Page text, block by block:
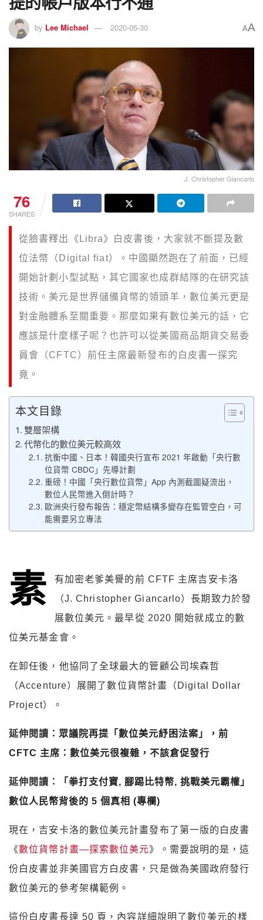
by Lee Michael 2020-05-30 AA
J. Christopher Giancarlo
76
SHARES
從臉書釋出《Libra》白皮書後，大家就不斷提及數
位法幣（Digital fiat）。中國顯然跑在了前面，已經
開始計劃小型試點，其它國家也成群結隊的在研究該
技術。美元是世界儲備貨幣的領頭羊，數位美元更是
對金融體系至關重要。那麼如果有數位美元的話，它
應該是什麼樣子呢？也許可以從美國商品期貨交易委
員會（CFTC）前任主席最新發布的白皮書一探究
竟。
本文目錄
雙層架構
代幣化的數位美元較高效
抗衡中國、日本！韓國央行宣布 2021 年啟動「央行數
位貨幣 CBDC」先導計劃
重磅！中國「央行數位貨幣」App 內測截圖疑流出，
數位人民幣進入倒計時？
歐洲央行發布報告：穩定幣結構多變存在監管空白，可
能需要另立專法
素
有加密老爹美譽的前 CFTF 主席吉安卡洛
（J. Christopher Giancarlo）長期致力於發
展數位美元。最早從 2020 開始就成立的數
位美元基金會。
在卸任後，他協同了全球最大的管顧公司埃森哲
（Accenture）展開了數位貨幣計畫（Digital Dollar
Project）。
延伸閱讀： 眾議院再提「數位美元紓困法案」，前
CFTC 主席：數位美元很複雜，不該倉促發行
延伸閱讀：
「拳打支付寶, 腳踢比特幣, 挑戰美元霸權」
數位人民幣背後的 5 個真相 (專欄)
現在，吉安卡洛的數位美元計畫發布了第一版的白皮書
《數位貨幣計畫—探索數位美元》。需要說明的是，這
份白皮書並非美國官方白皮書，只是做為美國政府發行
數位美元的參考架構範例。
這份白皮書長達 50 頁，內容詳細說明了數位美元的樣